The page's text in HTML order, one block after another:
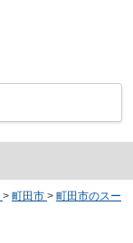
> 町田市 > 町田市のスー